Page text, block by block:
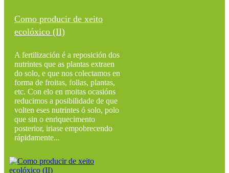
Como producir de xeito
ecolóxico (II)
A fertilización é a reposición dos
nutrintes que as plantas extraen
do solo, e que nos colectamos en
forma de froitas, follas, plantas,
etc. Con elo en moitas ocasións
reducimos a posibilidade de que
volten eses nutrintes ó solo, polo
que sin o enriquecimento
posterior, iriase empobrecendo
rápidamente...